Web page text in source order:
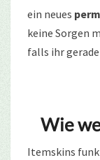
ein neues
keine Sorgen
falls ihr
Wie
Itemskins